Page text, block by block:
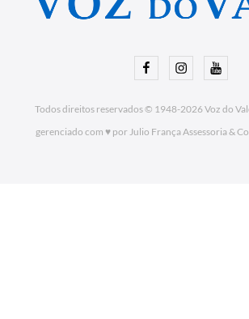
FacebookInstagramYoutube
Todos direitos reservados © 1948-2026Voz do
gerenciado com ♥ por Julio França Assessoria&